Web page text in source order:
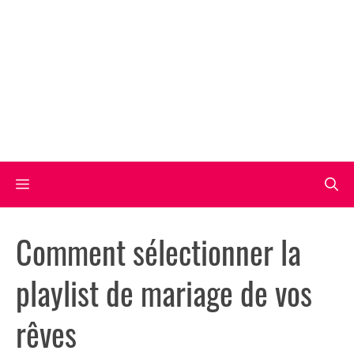
Menu
Comment sélectionner la
playlist de mariage de vos
rêves